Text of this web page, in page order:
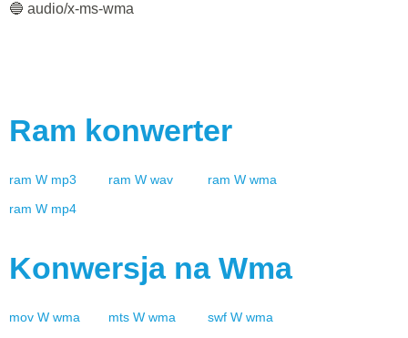
🔵 audio/x-ms-wma
Ram konwerter
ram W mp3 ram W wav ram W wma
ram W mp4
Konwersja na Wma
mov W wma mts W wma swf W wma